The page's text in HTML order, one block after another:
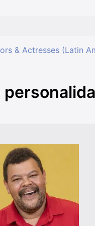
& Actresses (Latin